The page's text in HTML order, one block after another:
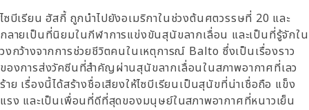
ไซบีเรียน ฮัสกี้ ถูกนำไปยังอเมริกาในช่วงต้นศตวรรษที่ 20 และ
กลายเป็นที่นิยมในกีฬาการแข่งขันสุนัขลากเลื่อน และเป็นที่รู้จักใน
วงกว้างจากการช่วยชีวิตคนในเหตุการณ์ Balto ซึ่งเป็นเรื่องราว
ของการส่งวัคซีนที่สำคัญผ่านสุนัขลากเลื่อนในสภาพอากาศที่เลว
ร้าย เรื่องนี้ได้สร้างชื่อเสียงให้ไซบีเรียนเป็นสุนัขที่น่าเชื่อถือ แข็ง
แรง และเป็นเพื่อนที่ดีที่สุดของมนุษย์ในสภาพอากาศที่หนาวเย็น